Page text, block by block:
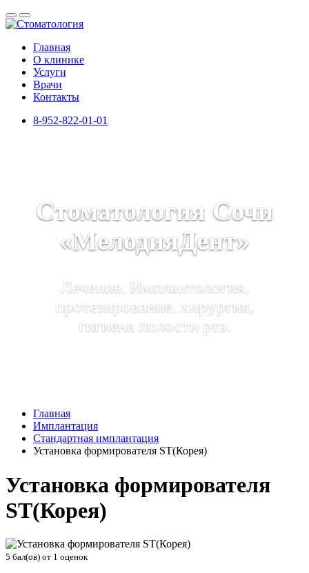
Главная
О клинике
Услуги
Врачи
Контакты
8-952-822-01-01
Стоматология Сочи
«МелодияДент»
Лечение, Имплантология,
протезирование, хирургия,
гигиена полости рта.
Главная
Имплантация
Стандартная имплантация
Установка формирователя ST(Корея)
Установка формирователя
ST(Корея)
5 бал(ов) от 1 оценок